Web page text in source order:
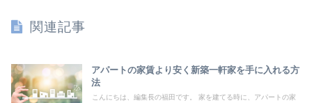
関連記事
アパートの家賃より安く新築一軒家を手に入れる方
法
こんにちは、編集長の福田です。 家を建てる時に、アパートの家